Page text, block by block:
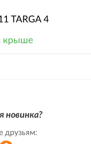
TARGA 4
крыше
новинка?
друзьям: